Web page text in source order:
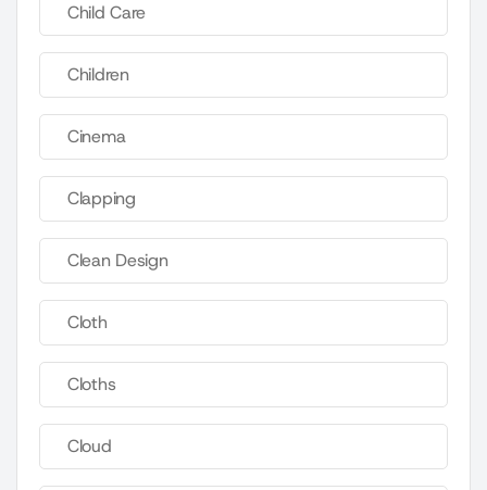
Child Care
Children
Cinema
Clapping
Clean Design
Cloth
Cloths
Cloud